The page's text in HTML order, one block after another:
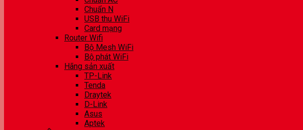
Chuẩn N
USB thu WiFi
Card mạng
Router Wifi
Bộ Mesh WiFi
Bộ phát WiFi
Hãng sản xuất
TP-Link
Tenda
Draytek
D-Link
Asus
Aptek